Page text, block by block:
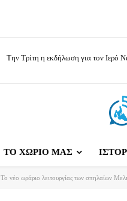
Την Τρίτη η εκδήλωση για τον Ιερό
ΤΟ ΧΩΡΙΟ ΜΑΣ
Το νέο ωράριο λειτουργίας των σπηλαίων